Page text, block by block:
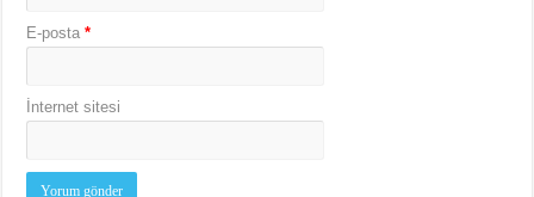
E-posta*
İnternet sitesi